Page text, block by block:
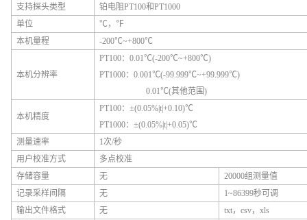
支持探头类型
铂电阻PT100和PT1000
单位
℃，℉
本机量程
-200℃~+800℃
本机分辨率
PT100：0.01℃(-200℃~+800℃)
PT1000：0.001℃(-99.999℃~+99.999℃)
0.01℃(其他范围)
本机精度
PT100：±(0.05%|t|+0.10)℃
PT1000：±(0.05%|t|+0.05)℃
测量速率
1次/秒
用户校准方式
多点校准
存储容量
无
20000组测量值
记录采样间隔
无
1~86399秒可调
输出文件格式
无
txt，csv，xls